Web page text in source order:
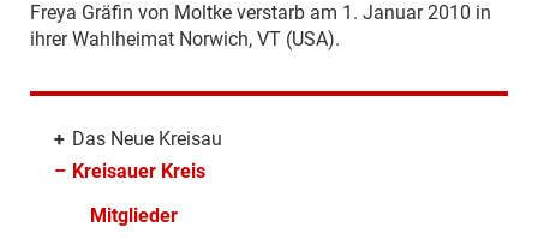
Freya Gräfin von Moltke verstarb am 1. Januar 2010 in
ihrer Wahlheimat Norwich, VT (USA).
+ Das Neue Kreisau
– Kreisauer Kreis
Mitglieder